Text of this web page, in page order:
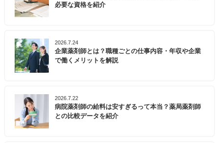
必要な資格を紹介
2026.7.24
企業薬剤師とは？職種ごとの仕事内容・年収や企業
で働くメリットを解説
2026.7.22
病院薬剤師の給料は安すぎるって本当？薬局薬剤師
との比較データを紹介